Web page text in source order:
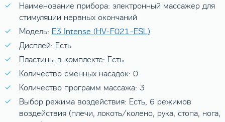
Наименование прибора: электронный массажер для
стимуляции нервных окончаний
Модель: E3 Intense (HV-F021-ESL)
Дисплей: Есть
Пластины в комплекте: Есть
Количество сменных насадок: 0
Количество программ массажа: 3
Выбор режима воздействия: Есть, 6 режимов
воздействия (плечи, локоть/колено, рука, стопа, нога,